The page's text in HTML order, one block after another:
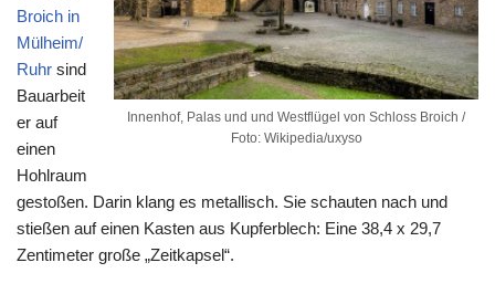
Innenhof, Palas und und Westflügel von Schloss Broich /
Foto: Wikipedia/uxyso
Broich in
Mülheim/
Ruhr sind
Bauarbeit
er auf
einen
Hohlraum
gestoßen. Darin klang es metallisch. Sie schauten nach und
stießen auf einen Kasten aus Kupferblech: Eine 38,4 x 29,7
Zentimeter große „Zeitkapsel“.